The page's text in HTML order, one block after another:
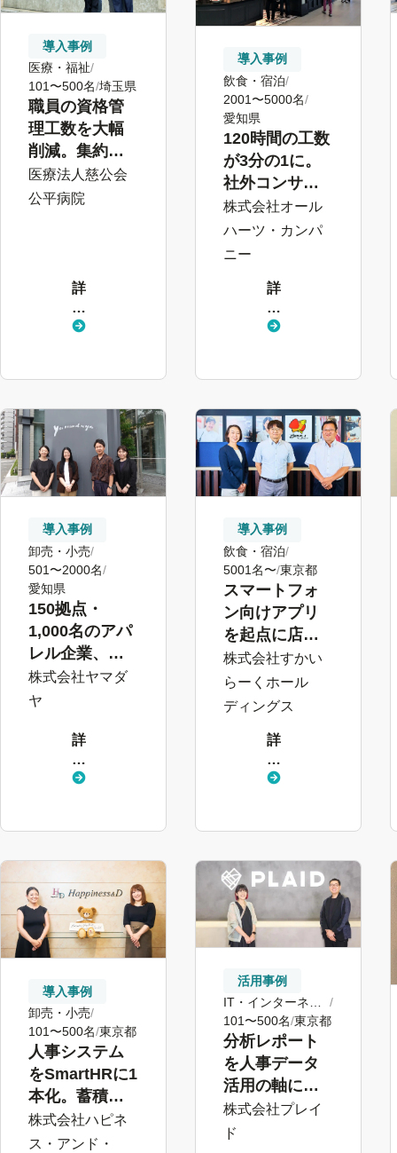
導入事例
医療・福祉
101〜500名 埼玉県
職員の資格管
理工数を大幅
削減。集約し
た職員情報に
もとづいた効
医療法人慈公会
公平病院
詳
し
く
導入事例
飲食・宿泊
2001〜5000名
愛知県
120時間の工数
が3分の1に。
社外コンサル
タントと二人
三脚で挑んだ
人事評価制度
株式会社オール
ハーツ・カンパ
ニー
詳
し
く
導入事例
卸売・小売
501〜2000名
愛知県
150拠点・
1,000名のアパ
レル企業、情
報の一元化で
属人的な評
から脱却
株式会社ヤマダ
ヤ
詳
し
く
導入事例
飲食・宿泊
5001名〜 東京都
スマートフォ
ン向けアプリ
を起点に店
舗・本社双方
の生産性を向
上。店舗業務
環境づくりへ
株式会社すかい
らーくホール
ディングス
詳
し
く
導入事例
卸売・小売
101〜500名 東京都
人事システム
をSmartHRに1
本化。蓄積し
たデータを活
かし、従業員
株式会社ハピネ
ス・アンド・
活用事例
IT・インターネッ
ト
101〜500名 東京都
分析レポート
を人事データ
活用の軸に。
過去と今の
データをもと
株式会社プレイ
ド